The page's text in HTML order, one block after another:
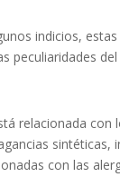
indicios,
peculiaridades
relacionada
sintéticas,
con las